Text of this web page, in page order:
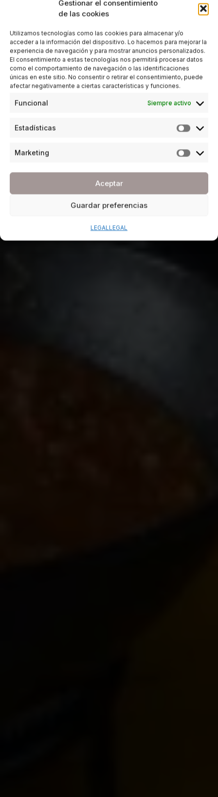
Gestionar el consentimiento
de las cookies
Utilizamos tecnologías como las cookies para almacenar y/o
acceder a la información del dispositivo. Lo hacemos para mejorar la
experiencia de navegación y para mostrar anuncios personalizados.
El consentimiento a estas tecnologías nos permitirá procesar datos
como el comportamiento de navegación o las identificaciones
únicas en este sitio. No consentir o retirar el consentimiento, puede
afectar negativamente a ciertas características y funciones.
Funcional Siempre activo
Estadísticas
Marketing
Aceptar
Guardar preferencias
LEGALLEGAL